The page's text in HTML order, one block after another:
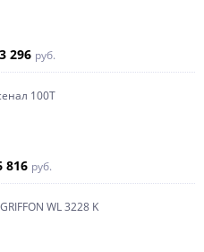
296 руб.
100Т
816 руб.
WL 3228 K